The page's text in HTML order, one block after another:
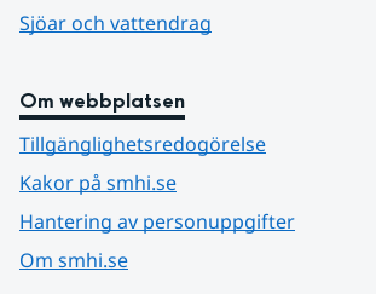
Sjöar och vattendrag
Om webbplatsen
Tillgänglighetsredogörelse
Kakor på smhi.se
Hantering av personuppgifter
Om smhi.se